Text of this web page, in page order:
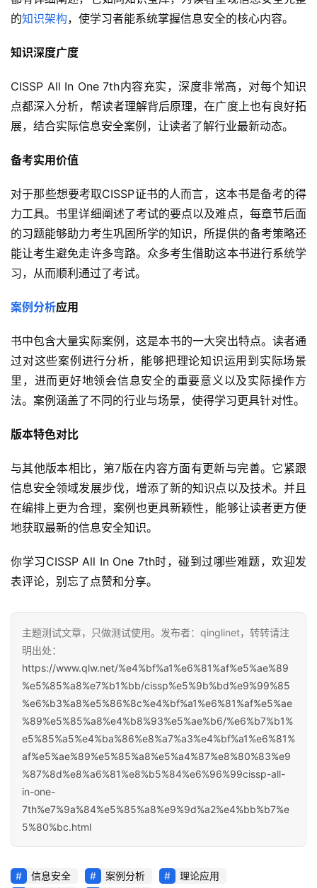
的知识架构，使学习者能系统掌握信息安全的核心内容。
知识深度广度
CISSP All In One 7th内容充实，深度非常高，对每个知识
点都深入分析，帮读者理解背后原理，在广度上也有良好拓
展，结合实际信息安全案例，让读者了解行业最新动态。
备考实用价值
对于那些想要考取CISSP证书的人而言，这本书是备考的得
力工具。书里详细阐述了考试的要点以及难点，每章节后面
的习题能够助力考生巩固所学的知识，所提供的备考策略还
能让考生避免走许多弯路。众多考生借助这本书进行系统学
习，从而顺利通过了考试。
案例分析应用
书中包含大量实际案例，这是本书的一大突出特点。读者通
过对这些案例进行分析，能够把理论知识运用到实际场景
里，进而更好地领会信息安全的重要意义以及实际操作方
法。案例涵盖了不同的行业与场景，使得学习更具针对性。
版本特色对比
与其他版本相比，第7版在内容方面有更新与完善。它紧跟
信息安全领域发展步伐，增添了新的知识点以及技术。并且
在编排上更为合理，案例也更具新颖性，能够让读者更方便
地获取最新的信息安全知识。
你学习CISSP All In One 7th时，碰到过哪些难题，欢迎发
表评论，别忘了点赞和分享。
主题测试文章，只做测试使用。发布者：qinglinet，转转请注
明出处：
https://www.qlw.net/%e4%bf%a1%e6%81%af%e5%ae%89
%e5%85%a8%e7%b1%bb/cissp%e5%9b%bd%e9%99%85
%e6%b3%a8%e5%86%8c%e4%bf%a1%e6%81%af%e5%ae
%89%e5%85%a8%e4%b8%93%e5%ae%b6/%e6%b7%b1%
e5%85%a5%e4%ba%86%e8%a7%a3%e4%bf%a1%e6%81%
af%e5%ae%89%e5%85%a8%e5%a4%87%e8%80%83%e9
%87%8d%e8%a6%81%e8%b5%84%e6%96%99cissp-all-
in-one-
7th%e7%9a%84%e5%85%a8%e9%9d%a2%e4%bb%b7%e
5%80%bc.html
信息安全 案例分析
理论应用